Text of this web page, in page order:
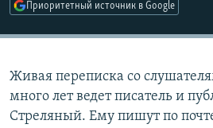
Приоритетный источник в Google
Живая переписка со
много лет ведет писатель и
Стреляный. Ему пишут по